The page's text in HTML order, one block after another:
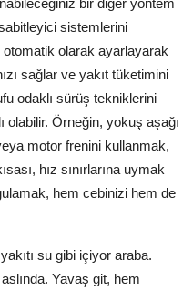
bir diğer yöntem
sistemlerini
otomatik olarak ayarlayarak
sağlar ve yakıt tüketimini
odaklı sürüş tekniklerini
Örneğin, yokuş aşağı
motor frenini kullanmak,
hız sınırlarına uymak
hem cebinizi hem de
su gibi içiyor araba.
Yavaş git, hem